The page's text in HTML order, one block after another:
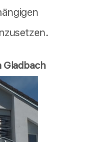
Gladbach